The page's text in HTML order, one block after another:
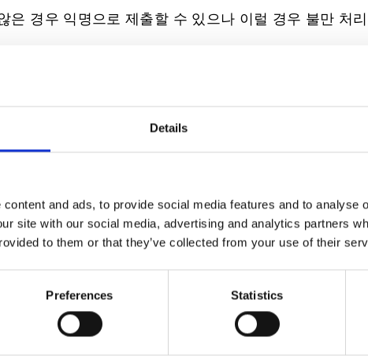
Details
and ads, to provide social media features and to analyse
site with our social media, advertising and analytics partners
to them or that they’ve collected from your use of their
Preferences Statistics
은 경우 익명으로 제출할 수 있으나 이럴 경우 불만 처
일 주소 또는 우편 주소)
하는 경우 생산 현장 또는 위치를 명확하게 파악할 수
관련 문제를 목격한 날짜 또는 시간을 포함한 자세한
른 당사자가 익명으로 유지되고 보호되어야 하는지 여부.
십시오.
내에 불만 접수를 확인합니다.
우, DEICHMANN은 자체적으로 현장 조사를 실시하거나
용은 DEICHMANN이 부담합니다.